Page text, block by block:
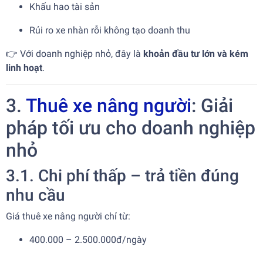
Khấu hao tài sản
Rủi ro xe nhàn rỗi không tạo doanh thu
👉 Với doanh nghiệp nhỏ, đây là khoản đầu tư lớn và kém
linh hoạt.
3. Thuê xe nâng người: Giải
pháp tối ưu cho doanh nghiệp
nhỏ
3.1. Chi phí thấp – trả tiền đúng
nhu cầu
Giá thuê xe nâng người chỉ từ:
400.000 – 2.500.000đ/ngày